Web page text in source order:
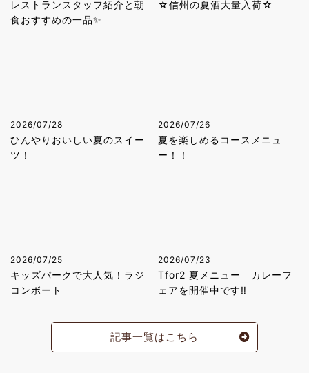
レストランスタッフ紹介と朝
食おすすめの一品✨
☆信州の夏酒大量入荷☆
2026/07/28
ひんやりおいしい夏のスイー
ツ！
2026/07/26
夏を楽しめるコースメニュ
ー！！
2026/07/25
キッズパークで大人気！ラジ
コンボート
2026/07/23
Tfor2 夏メニュー カレーフ
ェアを開催中です‼
記事一覧はこちら